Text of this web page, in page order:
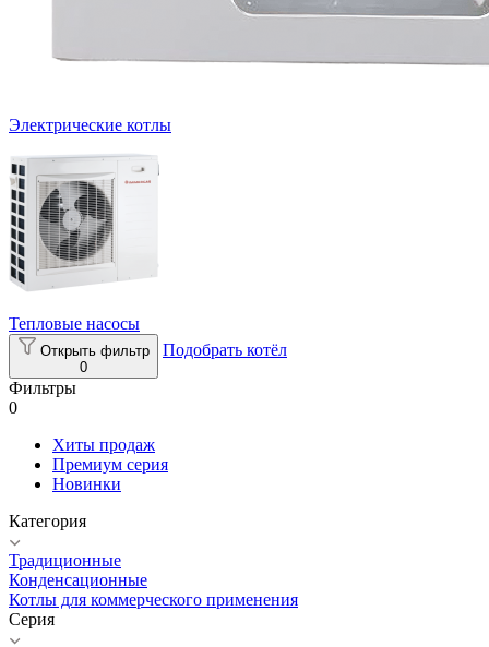
Электрические котлы
Тепловые насосы
Открыть фильтр
0
Подобрать котёл
Фильтры
0
Хиты продаж
Премиум серия
Новинки
Категория
Традиционные
Конденсационные
Котлы для коммерческого применения
Серия